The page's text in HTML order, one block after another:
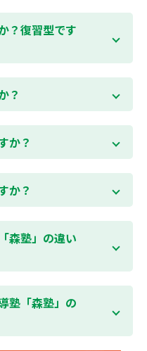
てなかなか手が回らない
対策できると好評です。
する研修制度を受け、知
一人ひとりの能力、個
ます。先生とお子様の相
合わなければ先生変更
？復習型です
森塾の授業は学校で習っ
業」ではなく、塾で習っ
績が上がり、テストの
ょう！まずは無料授業体
？
校の授業の予習や宿題、
か？
て」入塾をご検討いただ
受けられるまでに入塾
「返金制度」をご用意
か？
間や曜日を自由に選択す
部活やすでにお通いの
ことができます。
森塾」の違い
対して授業を行う学校の
なりますが、個別指導
スピードに合わせて個別
塾「森塾」の